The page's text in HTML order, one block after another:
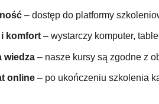
– dostęp do platformy
komfort – wystarczy komputer,
wiedza – nasze kursy są zgodne z
online – po ukończeniu szkolenia